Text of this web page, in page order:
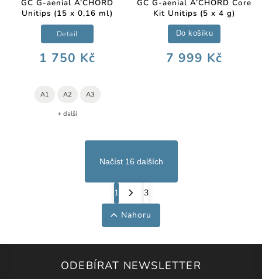
GC G-aenial A’CHORD
Unitips (15 x 0,16 ml)
1 750 Kč
Detail
A1 A2 A3
+ další
GC G-aenial A’CHORD Core
Kit Unitips (5 x 4 g)
7 999 Kč
Do košíku
Načíst 16 dalších
1
3
Nahoru
ODEBÍRAT NEWSLETTER